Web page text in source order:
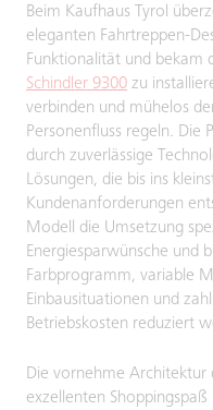
Beim Kaufhaus Tyrol
eleganten Fahrtreppen-
Funktionalität und bekam
Schindler 9300 zu
verbinden und mühelos
Personenfluss regeln. Die
durch zuverlässige
Lösungen, die bis ins
Kundenanforderungen
Modell die Umsetzung
Energiesparwünsche und
Farbprogramm, variable
Einbausituationen und
Betriebskosten reduziert
Die vornehme Architektur
exzellenten